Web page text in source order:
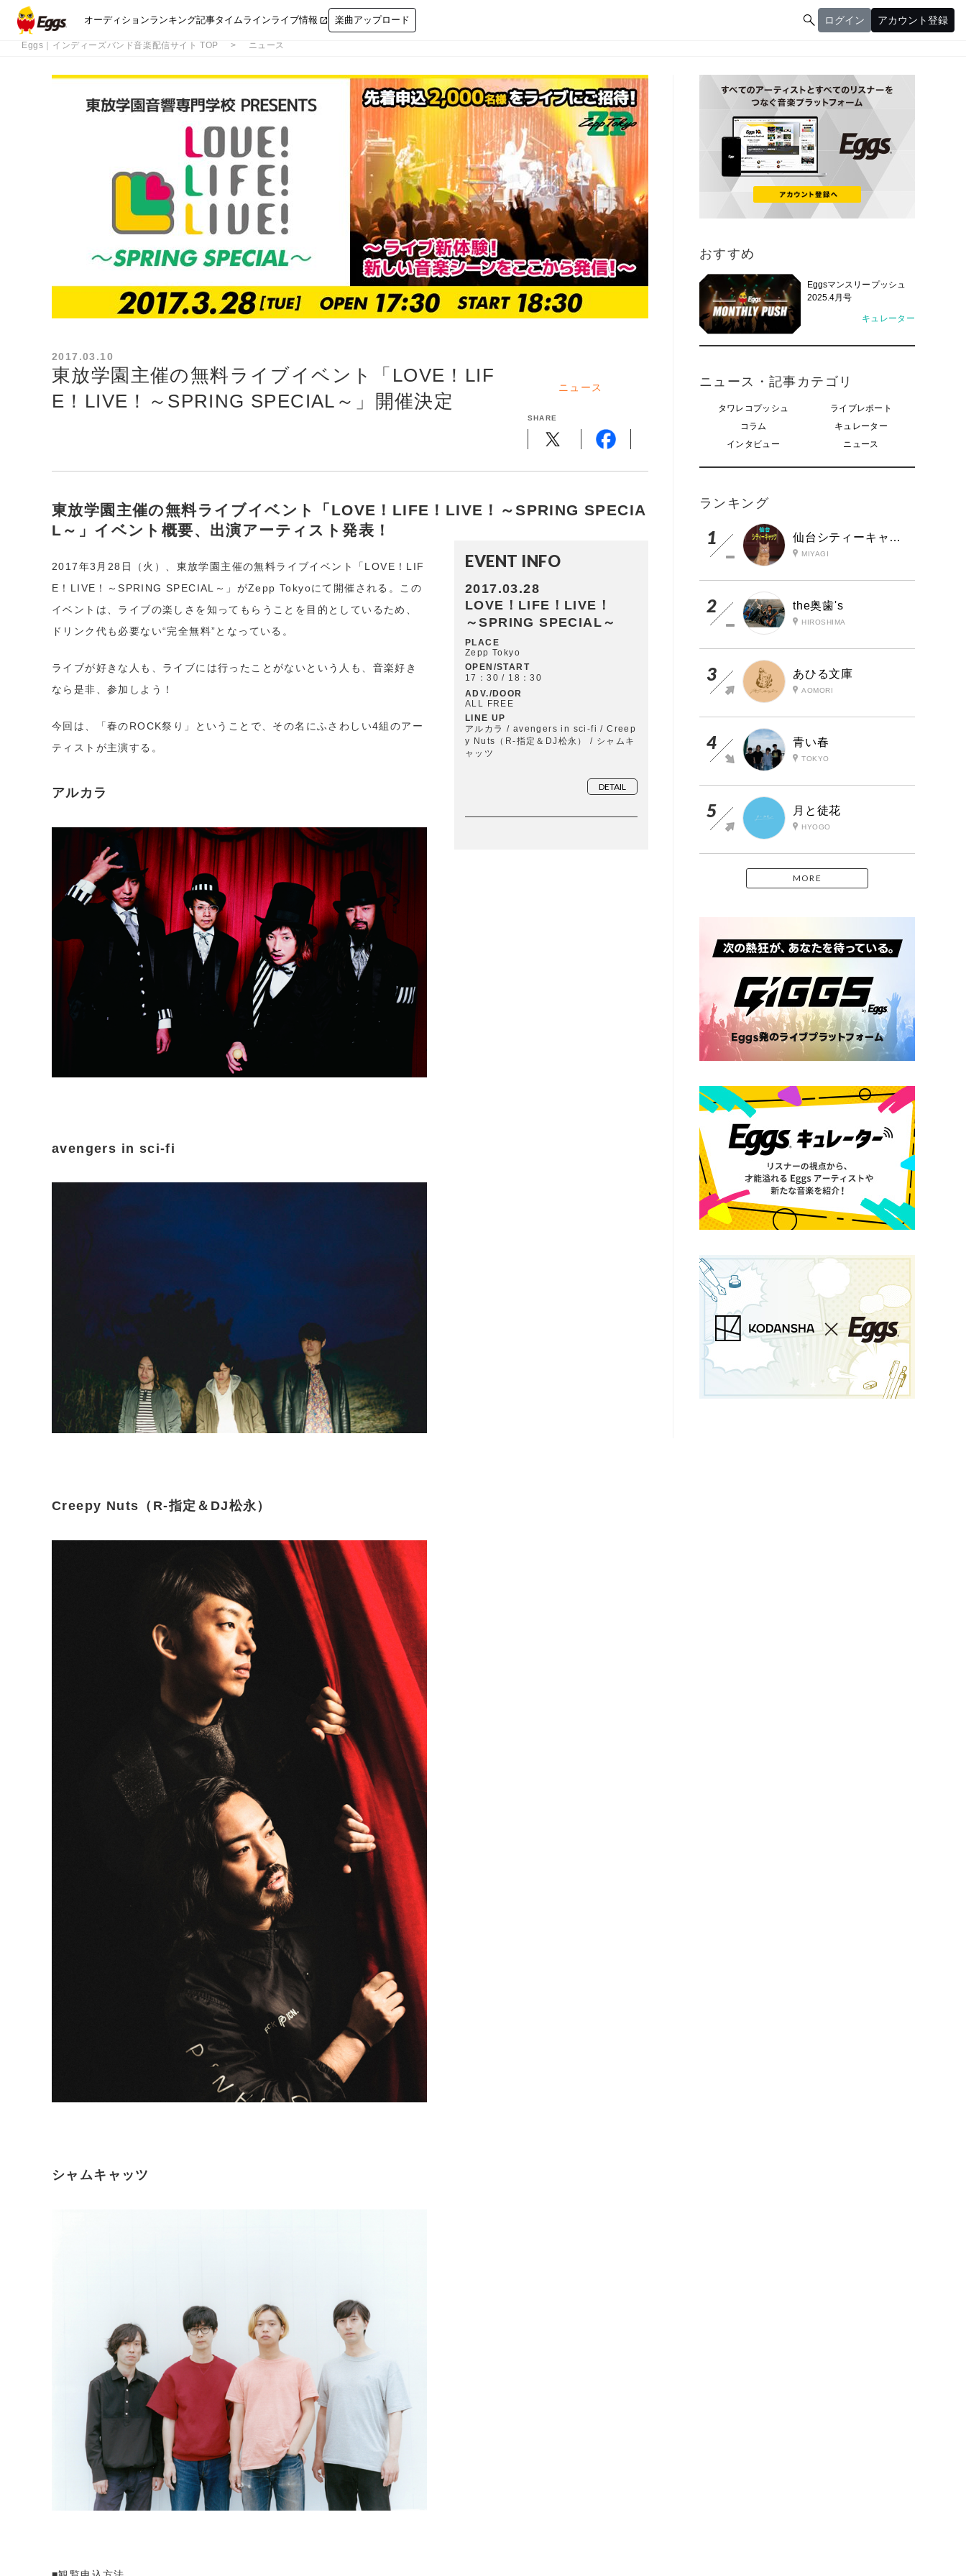
オーディションランキング記事タイムラインライブ情報  楽曲アップロード  ログイン アカウント登録
アカウント登録
Eggs｜インディーズバンド音楽配信サイト TOP ニュース
2017.03.10
東放学園主催の無料ライブイベント「LOVE！LIF
E！LIVE！～SPRING SPECIAL～」開催決定
ニュース
SHARE
東放学園主催の無料ライブイベント「LOVE！LIFE！LIVE！～SPRING SPECIA
L～」イベント概要、出演アーティスト発表！
2017年3月28日（火）、東放学園主催の無料ライブイベント「LOVE！LIF
E！LIVE！～SPRING SPECIAL～」がZepp Tokyoにて開催される。この
イベントは、ライブの楽しさを知ってもらうことを目的としているため、
ドリンク代も必要ない“完全無料”となっている。
ライブが好きな人も、ライブには行ったことがないという人も、音楽好き
なら是非、参加しよう！
今回は、「春のROCK祭り」ということで、その名にふさわしい4組のアー
ティストが主演する。
アルカラ
avengers in sci-fi
Creepy Nuts（R-指定＆DJ松永）
シャムキャッツ
EVENT INFO
2017.03.28
LOVE！LIFE！LIVE！
～SPRING SPECIAL～
PLACE
Zepp Tokyo
OPEN/START
17：30 / 18：30
ADV./DOOR
ALL FREE
LINE UP
アルカラ / avengers in sci-fi / Creep
y Nuts（R-指定＆DJ松永） / シャムキ
ャッツ
DETAIL
おすすめ
Eggsマンスリープッシュ
2025.4月号
キュレーター
ニュース・記事カテゴリ
タワレコプッシュ
ライブレポート
コラム
キュレーター
インタビュー
ニュース
ランキング
仙台シティーキャッツ
MIYAGI
the奥歯's
HIROSHIMA
あひる文庫
AOMORI
青い春
TOKYO
月と徒花
HYOGO
MORE